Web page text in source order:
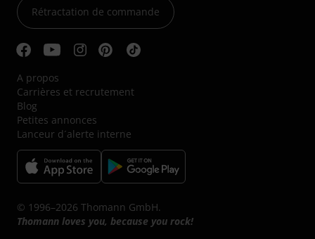
Rétractation de commande
A propos
Carrières et recrutement
Blog
Petites annonces
Lanceur d´alerte interne
© 1996–2026 Thomann GmbH.
Thomann loves you, because you rock!